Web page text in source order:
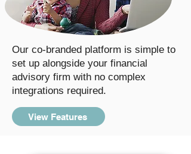
Our co-branded platform is simple to
set up alongside your financial
advisory firm with no complex
integrations required.
View Features